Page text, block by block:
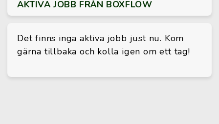
AKTIVA JOBB FRÅN BOXFLOW
Det finns inga aktiva jobb just nu. Kom
gärna tillbaka och kolla igen om ett tag!